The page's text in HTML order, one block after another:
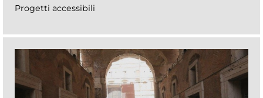
Progetti accessibili